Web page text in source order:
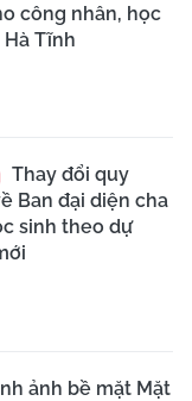
công nhân, học
Tĩnh
Thay đổi quy
Ban đại diện cha
sinh theo dự
ảnh bề mặt Mặt